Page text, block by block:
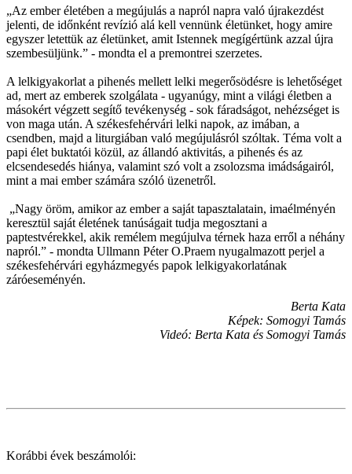
„Az ember életében a megújulás a napról napra való újrakezdést
jelenti, de időnként revízió alá kell vennünk életünket, hogy amire
egyszer letettük az életünket, amit Istennek megígértünk azzal újra
szembesüljünk.” - mondta el a premontrei szerzetes.
A lelkigyakorlat a pihenés mellett lelki megerősödésre is lehetőséget
ad, mert az emberek szolgálata - ugyanúgy, mint a világi életben a
másokért végzett segítő tevékenység - sok fáradságot, nehézséget is
von maga után. A székesfehérvári lelki napok, az imában, a
csendben, majd a liturgiában való megújulásról szóltak. Téma volt a
papi élet buktatói közül, az állandó aktivitás, a pihenés és az
elcsendesedés hiánya, valamint szó volt a zsolozsma imádságairól,
mint a mai ember számára szóló üzenetről.
„Nagy öröm, amikor az ember a saját tapasztalatain, imaélményén
keresztül saját életének tanúságait tudja megosztani a
paptestvérekkel, akik remélem megújulva térnek haza erről a néhány
napról.” - mondta Ullmann Péter O.Praem nyugalmazott perjel a
székesfehérvári egyházmegyés papok lelkigyakorlatának
záróeseményén.
Berta Kata
Képek: Somogyi Tamás
Videó: Berta Kata és Somogyi Tamás
Korábbi évek beszámolói: